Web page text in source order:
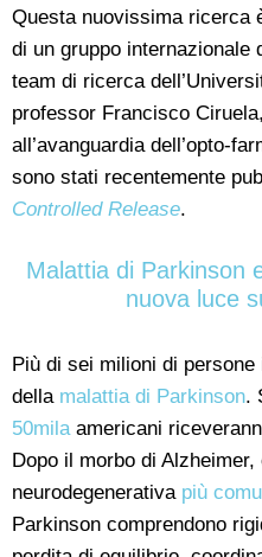
Questa nuovissima ricerca
di un gruppo internazionale
team di ricerca
professor Francisco
all’avanguardia dell’opto-
sono stati recentemente
Controlled Release.
Malattia di Parkinson
nuova luce
Più di sei milioni di
della malattia di Parkinson.
50milaamericani
Dopo il morbo di Alzheimer,
neurodegenerativa più
Parkinson comprendono